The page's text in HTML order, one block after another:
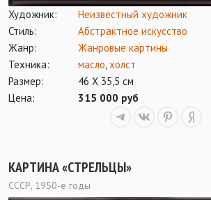
Художник:
Неизвестный художник
Стиль:
Абстрактное искусство
Жанр:
Жанровые картины
Техника:
масло,холст
Размер:
46 Х 35,5 см
Цена:
315 000 руб
КАРТИНА «СТРЕЛЬЦЫ»
СССР, 1950-е годы